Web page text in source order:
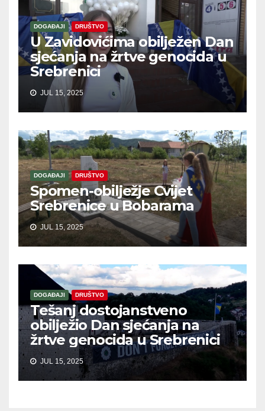
DOGAĐAJI DRUŠTVO
U Zavidovićima obilježen Dan
sjećanja na žrtve genocida u
Srebrenici
JUL 15, 2025
DOGAĐAJI DRUŠTVO
Spomen-obilježje Cvijet
Srebrenice u Bobarama
JUL 15, 2025
DOGAĐAJI DRUŠTVO
Tešanj dostojanstveno
obilježio Dan sjećanja na
žrtve genocida u Srebrenici
JUL 15, 2025